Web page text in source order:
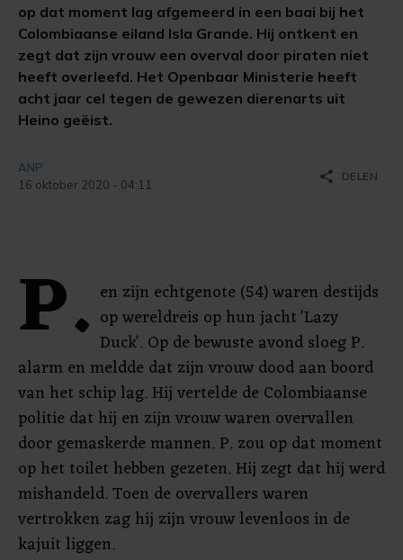
op dat moment lag afgemeerd in een baai bij het
Colombiaanse eiland Isla Grande. Hij ontkent en
zegt dat zijn vrouw een overval door piraten niet
heeft overleefd. Het Openbaar Ministerie heeft
acht jaar cel tegen de gewezen dierenarts uit
Heino geëist.
ANP
16 oktober 2020 - 04:11
share DELEN
P. en zijn echtgenote (54) waren destijds
op wereldreis op hun jacht 'Lazy
Duck'. Op de bewuste avond sloeg P.
alarm en meldde dat zijn vrouw dood aan boord
van het schip lag. Hij vertelde de Colombiaanse
politie dat hij en zijn vrouw waren overvallen
door gemaskerde mannen. P. zou op dat moment
op het toilet hebben gezeten. Hij zegt dat hij werd
mishandeld. Toen de overvallers waren
vertrokken zag hij zijn vrouw levenloos in de
kajuit liggen.